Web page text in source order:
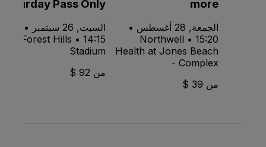
more
الجمعة, 28 أغسطس •
15:20 • Northwell
Health at Jones Beach
- Complex
من 39 $
Saturday Pass Only
السبت, 26 سبتمبر •
14:15 • Forest Hills
Stadium
من 92 $